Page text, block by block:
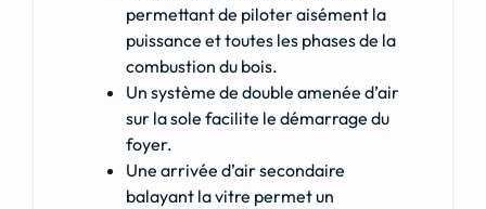
permettant de piloter aisément la
puissance et toutes les phases de la
combustion du bois.
Un système de double amenée d’air
sur la sole facilite le démarrage du
foyer.
Une arrivée d’air secondaire
balayant la vitre permet un